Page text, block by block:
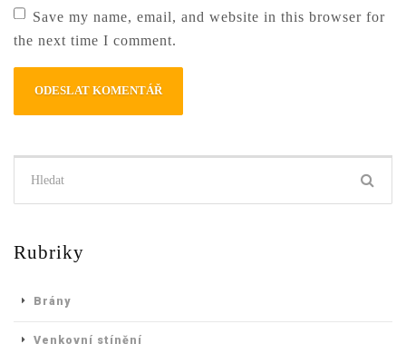
Save my name, email, and website in this browser for
the next time I comment.
Rubriky
Brány
Venkovní stínění